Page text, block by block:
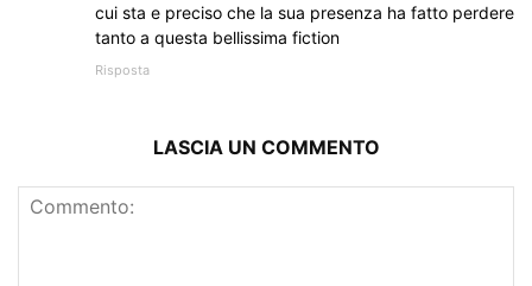
cui sta e preciso che la sua presenza ha fatto perdere
tanto a questa bellissima fiction
Risposta
LASCIA UN COMMENTO